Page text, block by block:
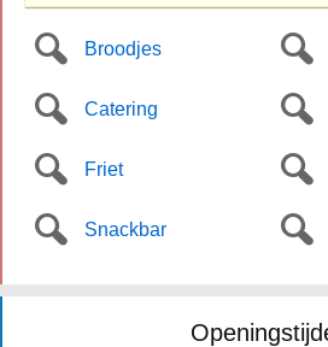
Broodjes
Catering
Friet
Snackbar